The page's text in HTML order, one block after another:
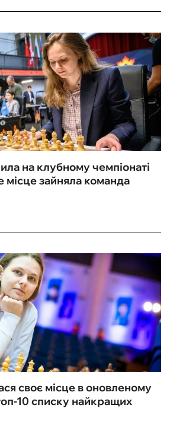
на клубному чемпіонаті
місце зайняла команда
своє місце в оновленому
10 списку найкращих